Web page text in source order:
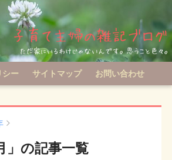
シー サイトマップ お問い合わせ
」の記事一覧